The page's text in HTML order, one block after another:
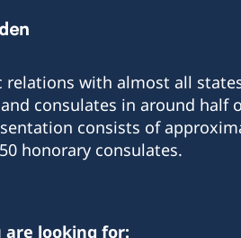
relations with almost all
consulates in around half
consists of
honorary consulates.
are looking for: